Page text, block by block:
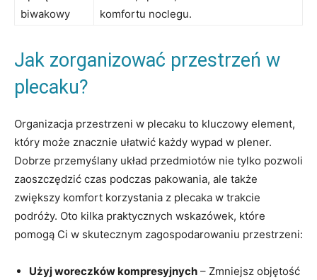
biwakowy
⁤komfortu noclegu.
Jak zorganizować przestrzeń w
plecaku?
Organizacja przestrzeni w plecaku‌ to kluczowy element,
który może znacznie ułatwić każdy wypad w plener.⁤
Dobrze przemyślany układ przedmiotów nie tylko pozwoli
zaoszczędzić czas podczas pakowania, ale także
zwiększy komfort korzystania z plecaka w trakcie
podróży. Oto kilka praktycznych wskazówek,​ które
pomogą Ci w skutecznym zagospodarowaniu przestrzeni:
Użyj woreczków kompresyjnych – Zmniejsz objętość